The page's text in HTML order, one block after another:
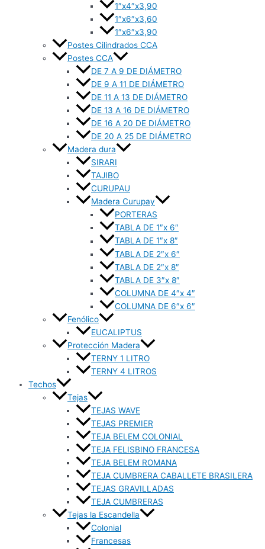
1″x4″x3,90
1″x6″x3,60
1″x6″x3,90
Postes Cilindrados CCA
Postes CCA
DE 7 A 9 DE DIÁMETRO
DE 9 A 11 DE DIÁMETRO
DE 11 A 13 DE DIÁMETRO
DE 13 A 16 DE DIÁMETRO
DE 16 A 20 DE DIÁMETRO
DE 20 A 25 DE DIÁMETRO
Madera dura
SIRARI
TAJIBO
CURUPAU
Madera Curupay
PORTERAS
TABLA DE 1″x 6″
TABLA DE 1″x 8″
TABLA DE 2″x 6″
TABLA DE 2″x 8″
TABLA DE 3″x 8″
COLUMNA DE 4″x 4″
COLUMNA DE 6″x 6″
Fenólico
EUCALIPTUS
Protección Madera
TERNY 1 LITRO
TERNY 4 LITROS
Techos
Tejas
TEJAS WAVE
TEJAS PREMIER
TEJA BELEM COLONIAL
TEJA FELISBINO FRANCESA
TEJA BELEM ROMANA
TEJA CUMBRERA CABALLETE BRASILERA
TEJAS GRAVILLADAS
TEJA CUMBRERAS
Tejas la Escandella
Colonial
Francesas